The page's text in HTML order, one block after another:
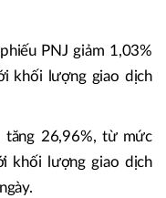
PNJ giảm 1,03%
khối lượng giao dịch
tăng 26,96%, từ mức
khối lượng giao dịch